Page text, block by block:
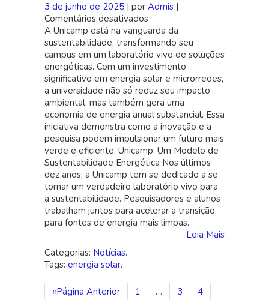
3 de junho de 2025 | por Admis |
Comentários desativados
Unicamp
economiza
R$15
milhões
por
ano
usando
energia
solar
A Unicamp está na vanguarda da
sustentabilidade, transformando seu
campus em um laboratório vivo de soluções
energéticas. Com um investimento
significativo em energia solar e microrredes,
a universidade não só reduz seu impacto
ambiental, mas também gera uma
economia de energia anual substancial. Essa
iniciativa demonstra como a inovação e a
pesquisa podem impulsionar um futuro mais
verde e eficiente. Unicamp: Um Modelo de
Sustentabilidade Energética Nos últimos
dez anos, a Unicamp tem se dedicado a se
tornar um verdadeiro laboratório vivo para
a sustentabilidade. Pesquisadores e alunos
trabalham juntos para acelerar a transição
para fontes de energia mais limpas.
Leia Mais
Categorias: Notícias.
Tags: energia solar.
«Página Anterior 1 … 3
4